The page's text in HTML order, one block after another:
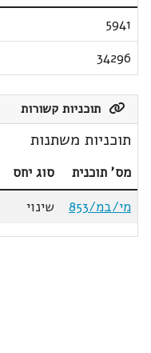
5941
34296
תוכניות קשורות
תוכניות משתנות
מס' תוכנית סוג יחס
מי/במ/853
שינוי